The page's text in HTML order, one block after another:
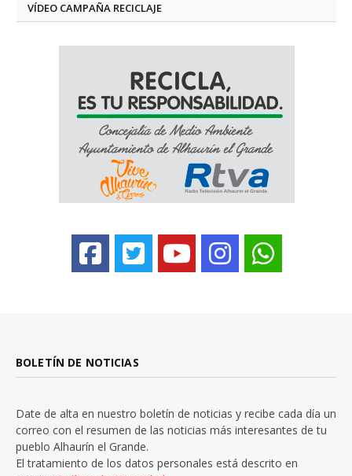
VÍDEO CAMPAÑA RECICLAJE
BOLETÍN DE NOTICIAS
Date de alta en nuestro boletín de noticias y recibe cada día un
correo con el resumen de las noticias más interesantes de tu
pueblo Alhaurín el Grande.
El tratamiento de los datos personales está descrito en